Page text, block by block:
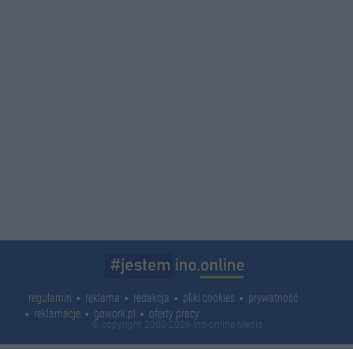
regulamin reklama redakcja pliki cookies
prywatność
reklamacje
gowork.pl oferty pracy
© copyright 2000-2026 Ino-online Media